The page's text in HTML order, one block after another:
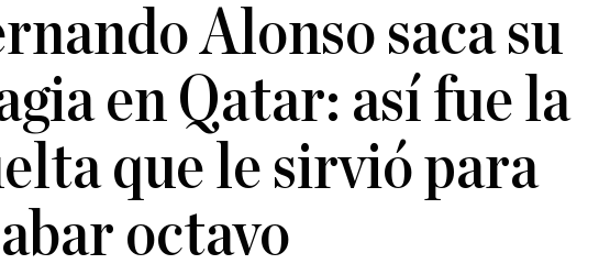
Alonso saca su
en Qatar: así fue la
que le sirvió para
octavo